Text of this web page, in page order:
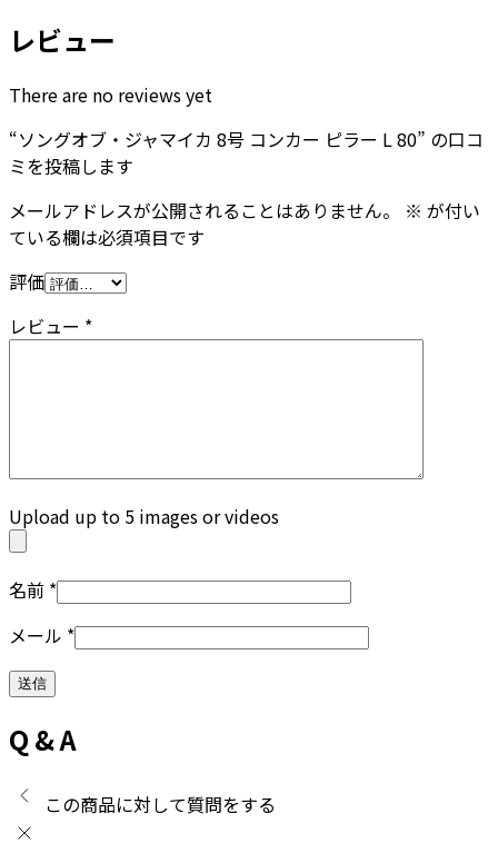
レビュー
There are no reviews yet
“ソングオブ・ジャマイカ 8号 コンカー ピラー L 80” の口コ
ミを投稿します
メールアドレスが公開されることはありません。
※ が付い
ている欄は必須項目です
評価
レビュー *
Upload up to 5 images or videos
名前 *
メール *
Q & A
この商品に対して質問をする